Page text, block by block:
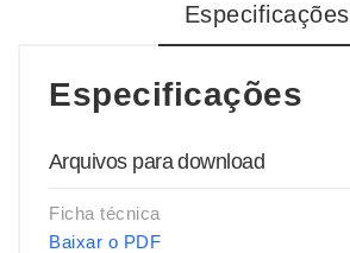
Especificações
Especificações
Arquivos para download
Ficha técnica
Baixar o PDF